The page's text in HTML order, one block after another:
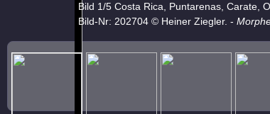
Bild 1/5 Costa Rica, Puntarenas, Carate,
Bild-Nr: 202704 © Heiner Ziegler. -